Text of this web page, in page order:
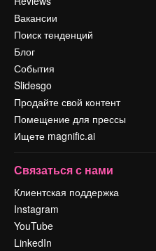
Вакансии
Поиск тенденций
Блог
События
Slidesgo
Продайте свой контент
Помещение для прессы
Ищете magnific.ai
Связаться с нами
Клиентская поддержка
Instagram
YouTube
LinkedIn